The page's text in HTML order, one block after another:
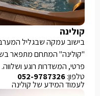
קולינה
בישוב עמקה שבגליל
"קולינה" המתחם מתפאר
פרטי, המשדרות רוגע ושלווה.
טלפון:052-9787326
לעמוד המידע של קולינה